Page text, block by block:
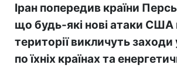
Іран попередив країни
що будь-які нові атаки США
території викличуть заходи
по їхніх країнах та